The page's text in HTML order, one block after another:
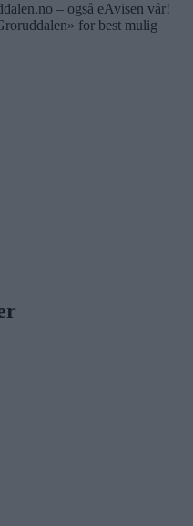
– også eAvisen vår!
for best mulig